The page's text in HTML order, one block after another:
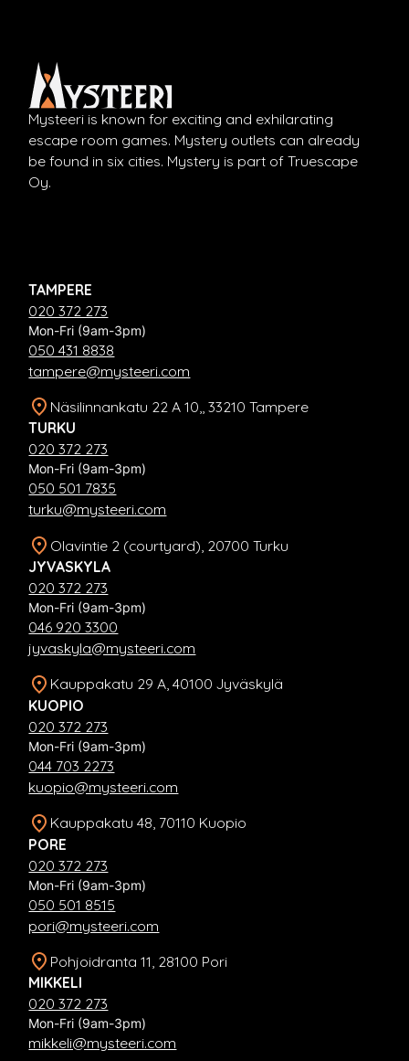
Mysteeri is known for exciting and exhilarating
escape room games. Mystery outlets can already
be found in six cities. Mystery is part of Truescape
Oy.
TAMPERE
020 372 273
Mon-Fri (9am-3pm)
050 431 8838
tampere@mysteeri.com
Näsilinnankatu 22 A 10,, 33210 Tampere
TURKU
020 372 273
Mon-Fri (9am-3pm)
050 501 7835
turku@mysteeri.com
Olavintie 2 (courtyard), 20700 Turku
JYVASKYLA
020 372 273
Mon-Fri (9am-3pm)
046 920 3300
jyvaskyla@mysteeri.com
Kauppakatu 29 A, 40100 Jyväskylä
KUOPIO
020 372 273
Mon-Fri (9am-3pm)
044 703 2273
kuopio@mysteeri.com
Kauppakatu 48, 70110 Kuopio
PORE
020 372 273
Mon-Fri (9am-3pm)
050 501 8515
pori@mysteeri.com
Pohjoidranta 11, 28100 Pori
MIKKELI
020 372 273
Mon-Fri (9am-3pm)
mikkeli@mysteeri.com